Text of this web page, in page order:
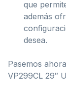
que
además
desea.
Pasemos
VP299CL 29″